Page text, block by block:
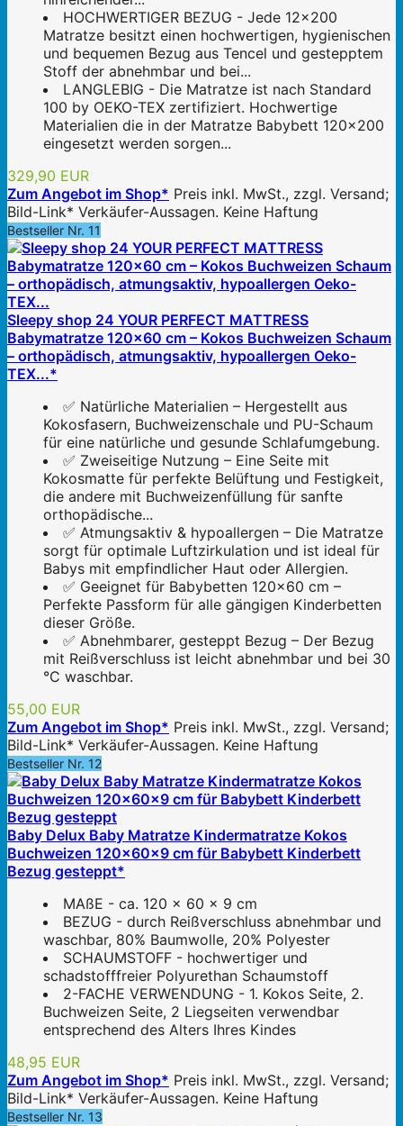
HOCHWERTIGER BEZUG - Jede 12x200
Matratze besitzt einen hochwertigen, hygienischen
und bequemen Bezug aus Tencel und gestepptem
Stoff der abnehmbar und bei...
LANGLEBIG - Die Matratze ist nach Standard
100 by OEKO-TEX zertifiziert. Hochwertige
Materialien die in der Matratze Babybett 120x200
eingesetzt werden sorgen...
329,90 EUR
Zum Angebot im Shop* Preis inkl. MwSt., zzgl. Versand;
Bild-Link* Verkäufer-Aussagen. Keine Haftung
Bestseller Nr. 11
Sleepy shop 24 YOUR PERFECT MATTRESS
Babymatratze 120x60 cm – Kokos Buchweizen Schaum
– orthopädisch, atmungsaktiv, hypoallergen Oeko-
TEX...*
✅ Natürliche Materialien – Hergestellt aus
Kokosfasern, Buchweizenschale und PU-Schaum
für eine natürliche und gesunde Schlafumgebung.
✅ Zweiseitige Nutzung – Eine Seite mit
Kokosmatte für perfekte Belüftung und Festigkeit,
die andere mit Buchweizenfüllung für sanfte
orthopädische...
✅ Atmungsaktiv & hypoallergen – Die Matratze
sorgt für optimale Luftzirkulation und ist ideal für
Babys mit empfindlicher Haut oder Allergien.
✅ Geeignet für Babybetten 120x60 cm –
Perfekte Passform für alle gängigen Kinderbetten
dieser Größe.
✅ Abnehmbarer, gesteppt Bezug – Der Bezug
mit Reißverschluss ist leicht abnehmbar und bei 30
°C waschbar.
55,00 EUR
Zum Angebot im Shop* Preis inkl. MwSt., zzgl. Versand;
Bild-Link* Verkäufer-Aussagen. Keine Haftung
Bestseller Nr. 12
Baby Delux Baby Matratze Kindermatratze Kokos
Buchweizen 120x60x9 cm für Babybett Kinderbett
Bezug gesteppt*
MAßE - ca. 120 x 60 x 9 cm
BEZUG - durch Reißverschluss abnehmbar und
waschbar, 80% Baumwolle, 20% Polyester
SCHAUMSTOFF - hochwertiger und
schadstofffreier Polyurethan Schaumstoff
2-FACHE VERWENDUNG - 1. Kokos Seite, 2.
Buchweizen Seite, 2 Liegseiten verwendbar
entsprechend des Alters Ihres Kindes
48,95 EUR
Zum Angebot im Shop* Preis inkl. MwSt., zzgl. Versand;
Bild-Link* Verkäufer-Aussagen. Keine Haftung
Bestseller Nr. 13